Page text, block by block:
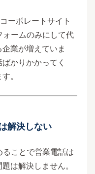
ーポレートサイト
ォームのみにして代
業が増えていま
かりかかってく
。
解決しない
ことで営業電話は
は解決しません。